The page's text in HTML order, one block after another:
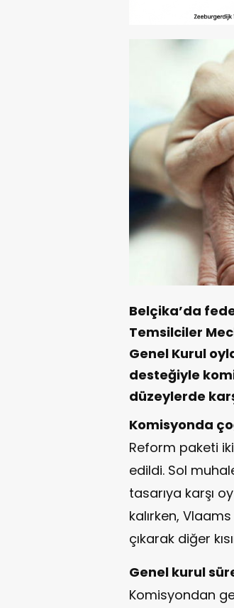
Belçika’da
Temsilciler
Genel Kurul
desteğiyle
düzeylerde
Komisyonda
Reform paketi
edildi. Sol
tasarıya karşı
kalırken,
çıkarak diğer
Genel kurul
Komisyondan